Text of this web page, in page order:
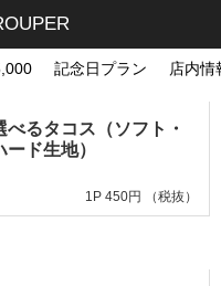
記念日プラン 店内情
べるタコス（ソフト・
ード生地）
1P 450円 （税抜）